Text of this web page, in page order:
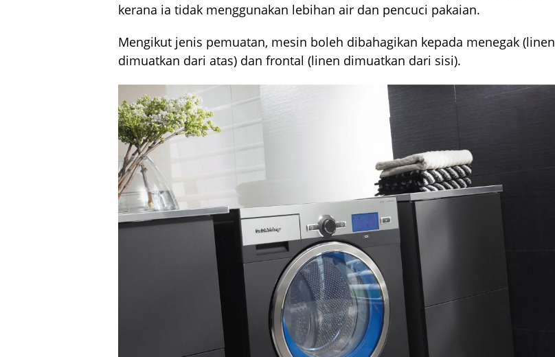
kerana ia tidak menggunakan lebihan air dan pencuci pakaian.
Mengikut jenis pemuatan, mesin boleh dibahagikan kepada menegak (linen
dimuatkan dari atas) dan frontal (linen dimuatkan dari sisi).